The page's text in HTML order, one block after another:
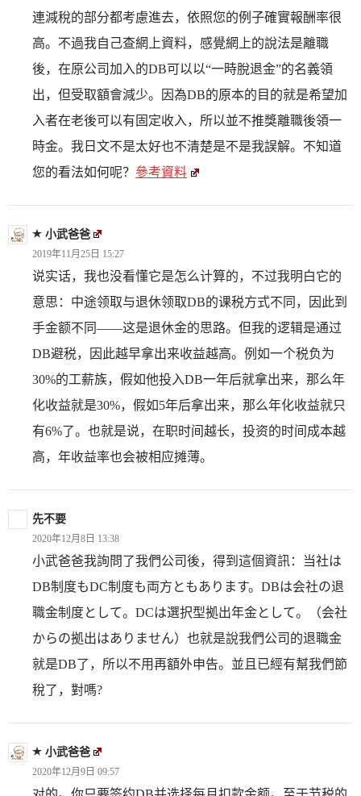
連減稅的部分都考慮進去，依照您的例子確實報酬率很
高。不過我自己查網上資料，感覺網上的說法是離職
後，在原公司加入的DB可以以“一時脫退金”的名義領
出，但受取額會減少。因為DB的原本的目的就是希望加
入者在老後可以有固定收入，所以並不推獎離職後領一
時金。我日文不是太好也不清楚是不是我誤解。不知道
您的看法如何呢？ 參考資料
小武爸爸
2019年11月25日 15:27
说实话，我也没看懂它是怎么计算的，不过我明白它的
意思：中途领取与退休领取DB的课税方式不同，因此到
手金额不同——这是退休金的思路。但我的逻辑是通过
DB避税，因此越早拿出来收益越高。例如一个税负为
30%的工薪族，假如他投入DB一年后就拿出来，那么年
化收益就是30%，假如5年后拿出来，那么年化收益就只
有6%了。也就是说，在职时间越长，投资的时间成本越
高，年收益率也会被相应摊薄。
先不要
2020年12月8日 13:38
小武爸爸我詢問了我們公司後，得到這個資訊：当社は
DB制度もDC制度も両方ともあります。DBは会社の退
職金制度として。DCは選択型拠出年金として。（会社
からの拠出はありません）也就是說我們公司的退職金
就是DB了，所以不用再額外申告。並且已經有幫我們節
稅了，對嗎?
小武爸爸
2020年12月9日 09:57